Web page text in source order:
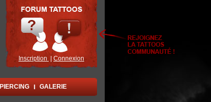
Inscription Connexion
PIERCING GALERIE